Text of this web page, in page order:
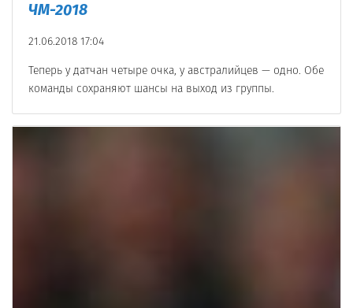
ЧМ-2018
21.06.2018 17:04
Теперь у датчан четыре очка, у австралийцев — одно. Обе
команды сохраняют шансы на выход из группы.